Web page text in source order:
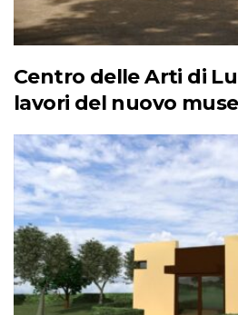
Centro delle Arti di
lavori del nuovo